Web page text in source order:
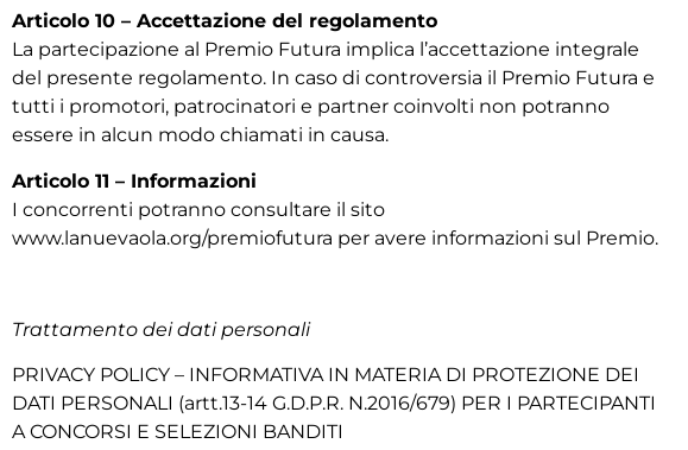
Articolo 10 – Accettazione del regolamento
La partecipazione al Premio Futura implica l’accettazione integrale
del presente regolamento. In caso di controversia il Premio Futura e
tutti i promotori, patrocinatori e partner coinvolti non potranno
essere in alcun modo chiamati in causa.
Articolo 11 – Informazioni
I concorrenti potranno consultare il sito
www.lanuevaola.org/premiofutura per avere informazioni sul Premio.
Trattamento dei dati personali
PRIVACY POLICY – INFORMATIVA IN MATERIA DI PROTEZIONE DEI
DATI PERSONALI (artt.13-14 G.D.P.R. N.2016/679) PER I PARTECIPANTI
A CONCORSI E SELEZIONI BANDITI